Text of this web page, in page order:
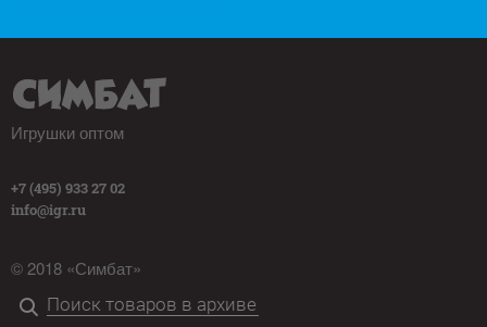
Игрушки оптом
+7 (495) 933 27 02
info@igr.ru
© 2018 «Симбат»